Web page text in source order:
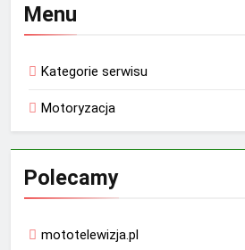
Menu
Kategorie serwisu
Motoryzacja
Polecamy
mototelewizja.pl